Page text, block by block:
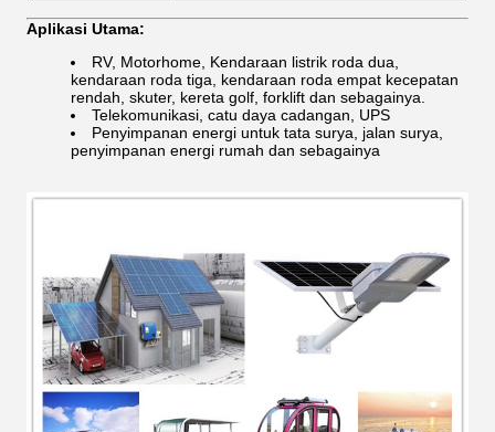
Aplikasi Utama:
RV, Motorhome, Kendaraan listrik roda dua,
kendaraan roda tiga, kendaraan roda empat kecepatan
rendah, skuter, kereta golf, forklift dan sebagainya.
Telekomunikasi, catu daya cadangan, UPS
Penyimpanan energi untuk tata surya, jalan surya,
penyimpanan energi rumah dan sebagainya